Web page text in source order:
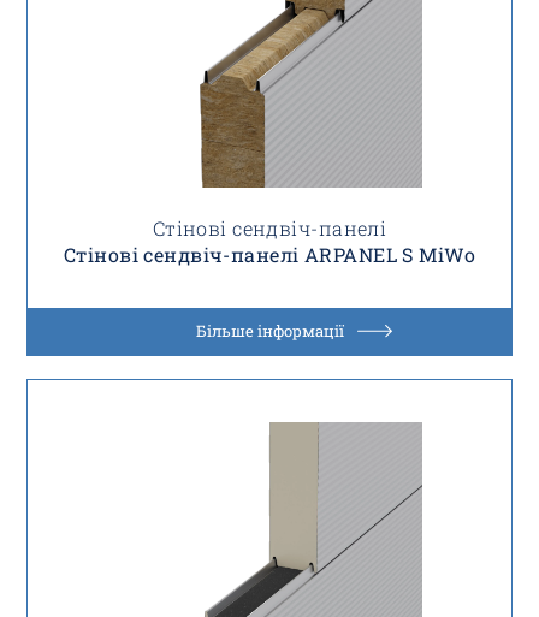
Стінові сендвіч-панелі
Стінові сендвіч-панелі ARPANEL S MiWo
Більше інформації